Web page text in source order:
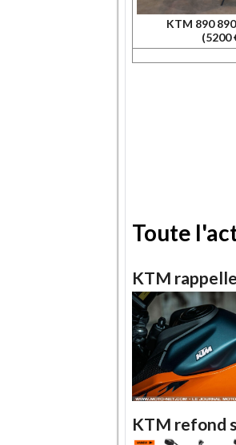
KTM 890
(5200
Toute
KTM
KTM refond